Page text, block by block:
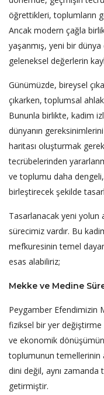
öğrettikleri, toplumların
Ancak modern çağla
yaşanmış, yeni bir
geleneksel değerlerin
Günümüzde, bireysel
çıkarken, toplumsal
Bununla birlikte, kadim
dünyanın
haritası oluşturmak
tecrübelerinden
ve toplumu daha
birleştirecek şekilde
Tasarlanacak yeni yolun
sürecimiz vardır. Bu
mefkuresinin temel
esas alabiliriz;
Mekke ve Medine
Peygamber Efendimizin
fiziksel bir yer
ve ekonomik
toplumunun temellerinin
dini değil, aynı
getirmiştir.